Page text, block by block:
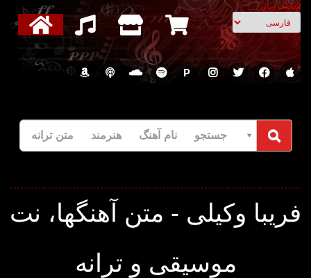
انتخاب زبان
P
جستجو نام آهنگ هنرمند متن ترانه
فریبا وکیلی - متن آهنگها، نت
موسیقی و ترانه